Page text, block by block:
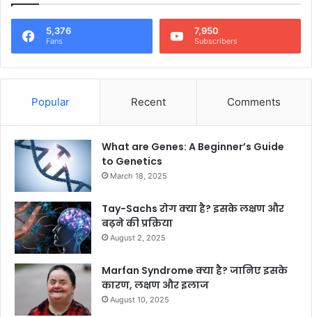
5,376
Fans
7,950
Subscribers
Popular Recent Comments
What are Genes: A Beginner’s Guide
to Genetics
March 18, 2025
Tay-Sachs रोग क्या है? इसके लक्षण और
बढ़ने की प्रक्रिया
August 2, 2025
Marfan Syndrome क्या है? जानिए इसके
कारण, लक्षण और इलाज
August 10, 2025